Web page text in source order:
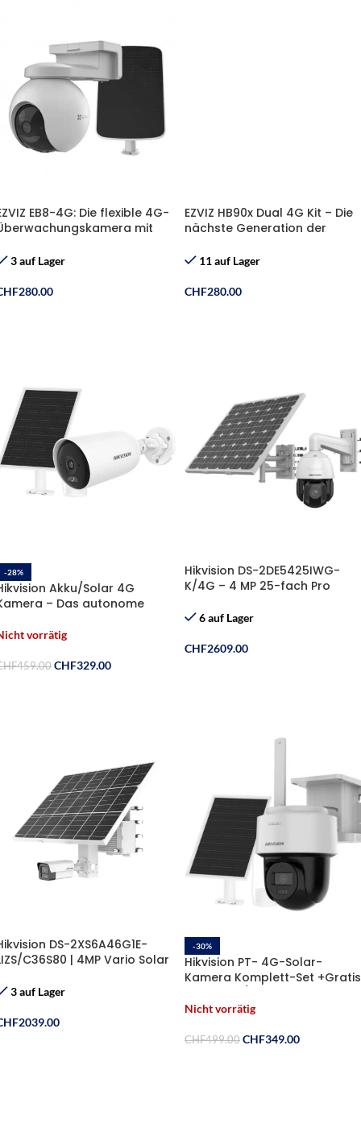
EB8-4G: Die flexible 4G-
mit
3 auf Lager
280.00
EZVIZ HB90x Dual 4G Kit – Die
nächste Generation der
Linsen, grenzenlose Flexibilität
11 auf Lager
CHF280.00
-28%
Akku/Solar 4G
– Das autonome
ohne Grenzen
vorrätig
459.00 CHF329.00
Hikvision DS-2DE5425IWG-
K/4G – 4 MP 25-fach Pro
Sicherheitskamera-Set
6 auf Lager
CHF2609.00
DS-2XS6A46G1E-
C36S80 | 4MP Vario Solar
3 auf Lager
2039.00
-30%
Hikvision PT- 4G-Solar-
Kamera Komplett-Set +Gratis
Nicht vorrätig
CHF499.00 CHF349.00